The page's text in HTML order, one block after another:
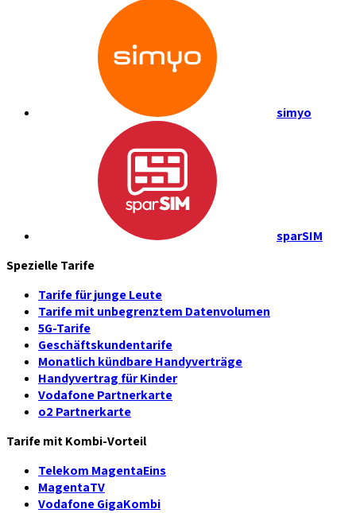
simyo
sparSIM
Spezielle Tarife
Tarife für junge Leute
Tarife mit unbegrenztem Datenvolumen
5G-Tarife
Geschäftskundentarife
Monatlich kündbare Handyverträge
Handyvertrag für Kinder
Vodafone Partnerkarte
o2 Partnerkarte
Tarife mit Kombi-Vorteil
Telekom MagentaEins
MagentaTV
Vodafone GigaKombi